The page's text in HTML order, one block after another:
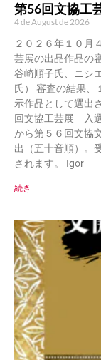
第56回文協工
4 de August de 2026
２０２６年１０月
芸展の出品作品の
谷崎順子氏、ニシ
氏） 審査の結果、
示作品として選出
回文協工芸展 入
から第５６回文協
出（五十音順）。
されます。 Igor
続き